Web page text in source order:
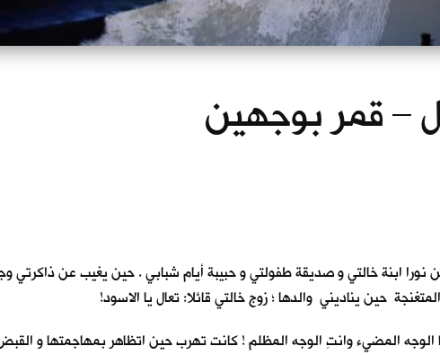
– قمر بوجهين
ابنة خالتي و صديقة طفولتي و حبيبة أيام شبابي . حين يغيب عن ذاكرتي
حين يناديني والدها ؛ زوج خالتي قائلا: تعال يا الاسود!
الوجه المضيء وانتِ الوجه المظلم ! كانت تهرب حين اتظاهر بمهاجمتها و